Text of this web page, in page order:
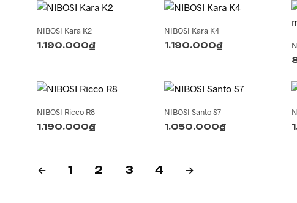
NIBOSI Kara K2
1.190.000₫
NIBOSI Kara K4
1.190.000₫
NIBOSI Ricco R8
1.190.000₫
NIBOSI Santo S7
1.050.000₫
← 1 2 3 4 →